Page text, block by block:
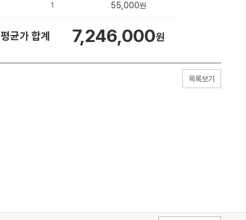
1 55,000원
평균가 합계 7,246,000원
목록보기